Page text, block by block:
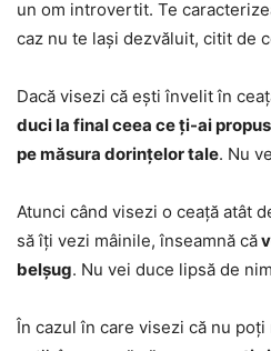
un om introvertit. Te
caz nu te lași dezvăluit, citit de
Dacă visezi că ești învelit în
duci la final ceea ce ți-ai
pe măsura dorințelor tale. Nu
Atunci când visezi o ceață atât
să îți vezi mâinile, înseamnă că
belșug. Nu vei duce lipsă de
În cazul în care visezi că nu